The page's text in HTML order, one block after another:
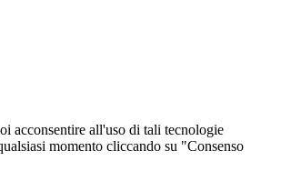
acconsentire all'uso di tali tecnologie
momento cliccando su "Consenso